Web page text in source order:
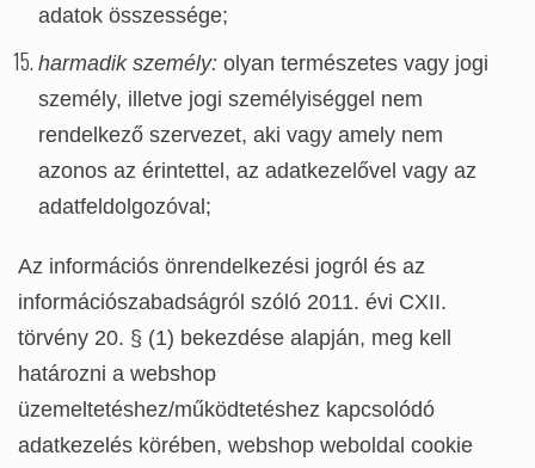
adatok összessége;
harmadik személy: olyan természetes vagy jogi
személy, illetve jogi személyiséggel nem
rendelkező szervezet, aki vagy amely nem
azonos az érintettel, az adatkezelővel vagy az
adatfeldolgozóval;
Az információs önrendelkezési jogról és az
információszabadságról szóló 2011. évi CXII.
törvény 20. § (1) bekezdése alapján, meg kell
határozni a webshop
üzemeltetéshez/működtetéshez kapcsolódó
adatkezelés körében, webshop weboldal cookie